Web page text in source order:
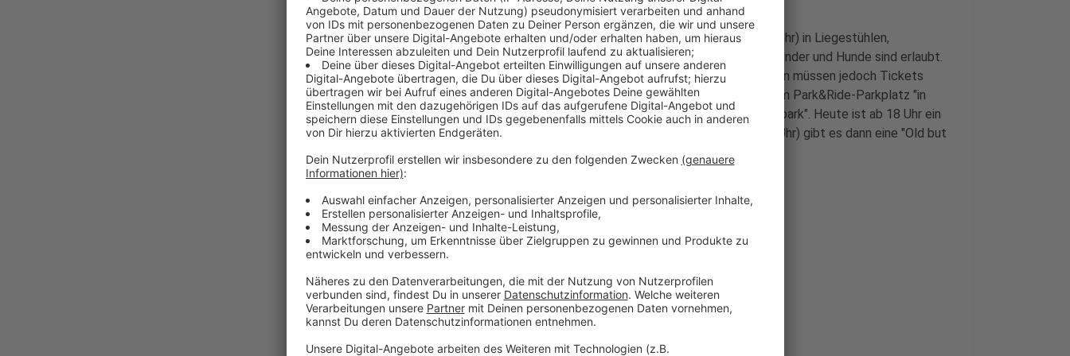
Einen Monat lang (bis 27. August) kann jeden Nachmittag (ab 15 Uhr) in Liegestühlen,
Strandkörben oder Hollywood-Schaukeln gechillt werden. Auch Kinder und Hunde sind erlaubt.
Der Eintritt ist grundsätzlich kostenlos. Für einige Veranstaltungen müssen jedoch Tickets
gekauft werden. Der Beachclub im Südpark liegt direkt neben dem Park&Ride-Parkplatz "in
den großen Banden" in der Nähe der Straßenbahnhaltestelle "Südpark". Heute ist ab 18 Uhr ein
Opening mit DJ und freiem Eintritt. Morgen Nachmittag (14 - 22 Uhr) gibt es dann eine "Old but
gold - Ü30 Hip Hop Party". Die Tickets kosten 30 Euro.
Weitere Infos und Links zum Thema:
Homepage vom Beachclub Düsseldorf
Old but gold - Ü30-Party